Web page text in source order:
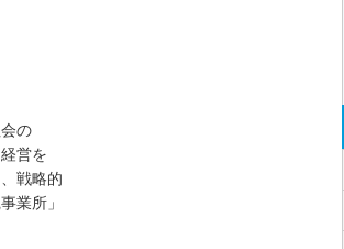
の
営を
戦略的
業所」